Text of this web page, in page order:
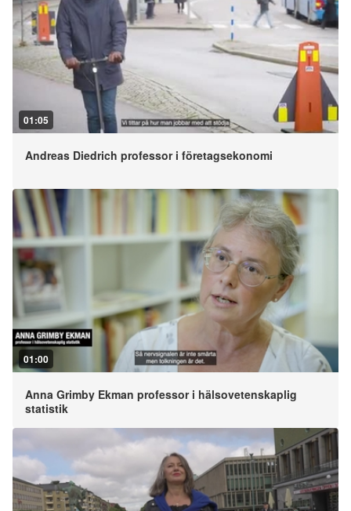
01:05
Andreas Diedrich professor i företagsekonomi
01:00
Anna Grimby Ekman professor i hälsovetenskaplig
statistik